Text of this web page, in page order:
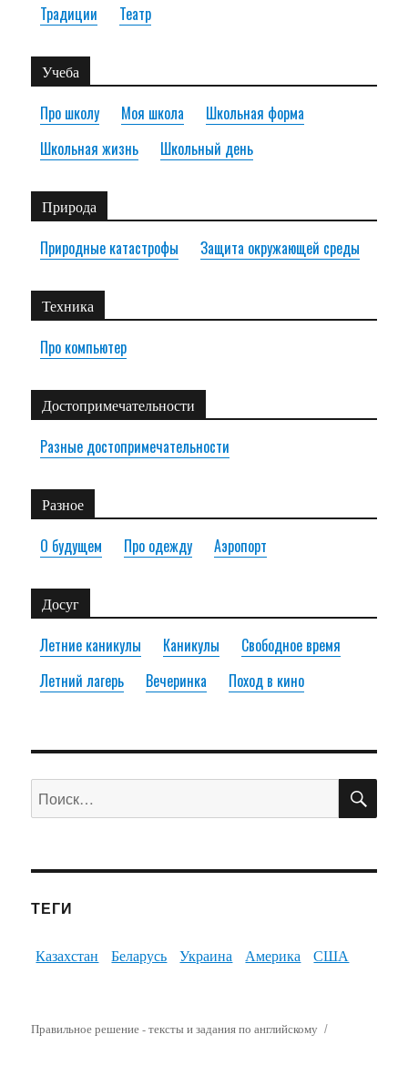
Традиции
Театр
Учеба
Про школу Моя школа
Школьная форма
Школьная жизнь
Школьный день
Природа
Природные катастрофы Защита окружающей среды
Техника
Про компьютер
Достопримечательности
Разные достопримечательности
Разное
О будущем Про одежду Аэропорт
Досуг
Летние каникулы Каникулы
Свободное время
Летний лагерь
Вечеринка Поход в кино
Искать:
ТЕГИ
Казахстан Беларусь Украина Америка США
Правильное решение - тексты и задания по английскому